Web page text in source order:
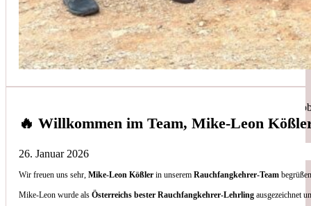
🔥 Willkommen im Team, Mike-Leon
26. Januar 2026
Wir freuen uns sehr,Mike-Leon Kößler in unseremRauchfangkehrer-Team
Mike-Leon wurde alsÖsterreichs bester Rauchfangkehrer-Lehrling ausgezeichnet
Simon Bilek
Anruf, 3 Stunden später war jemand Vorort, Problem
Thomas Gornix